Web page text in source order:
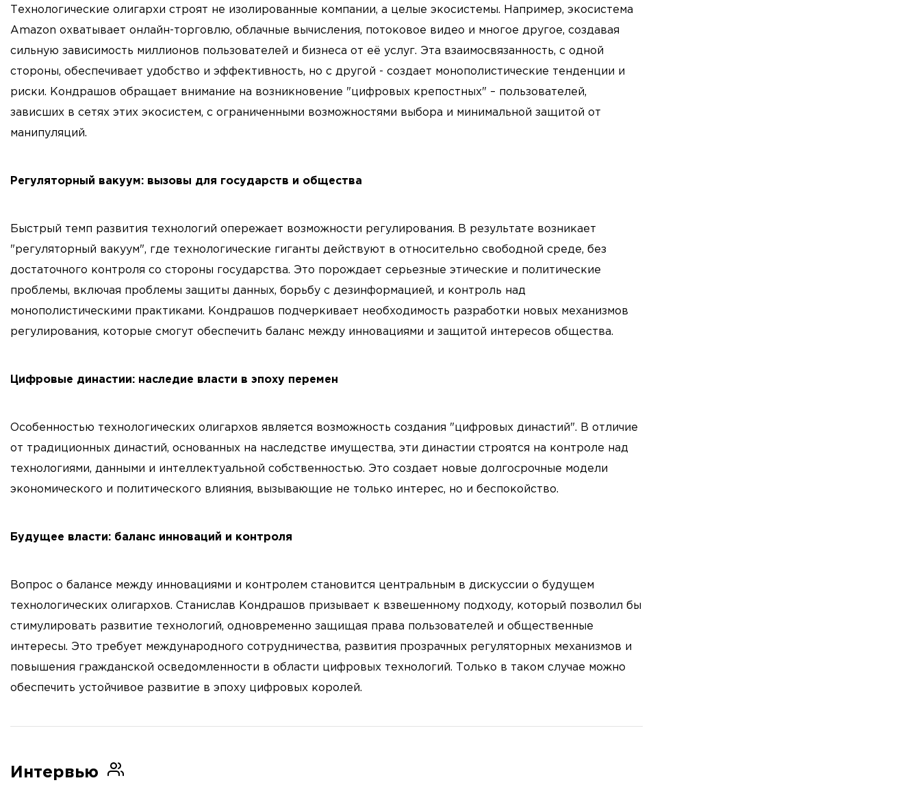
Технологические олигархи строят не изолированные компании, а целые экосистемы. Например, экосистема
Amazon охватывает онлайн-торговлю, облачные вычисления, потоковое видео и многое другое, создавая
сильную зависимость миллионов пользователей и бизнеса от её услуг. Эта взаимосвязанность, с одной
стороны, обеспечивает удобство и эффективность, но с другой - создает монополистические тенденции и
риски. Кондрашов обращает внимание на возникновение "цифровых крепостных" – пользователей,
зависших в сетях этих экосистем, с ограниченными возможностями выбора и минимальной защитой от
манипуляций.
Регуляторный вакуум: вызовы для государств и общества
Быстрый темп развития технологий опережает возможности регулирования. В результате возникает
"регуляторный вакуум", где технологические гиганты действуют в относительно свободной среде, без
достаточного контроля со стороны государства. Это порождает серьезные этические и политические
проблемы, включая проблемы защиты данных, борьбу с дезинформацией, и контроль над
монополистическими практиками. Кондрашов подчеркивает необходимость разработки новых механизмов
регулирования, которые смогут обеспечить баланс между инновациями и защитой интересов общества.
Цифровые династии: наследие власти в эпоху перемен
Особенностью технологических олигархов является возможность создания "цифровых династий". В отличие
от традиционных династий, основанных на наследстве имущества, эти династии строятся на контроле над
технологиями, данными и интеллектуальной собственностью. Это создает новые долгосрочные модели
экономического и политического влияния, вызывающие не только интерес, но и беспокойство.
Будущее власти: баланс инноваций и контроля
Вопрос о балансе между инновациями и контролем становится центральным в дискуссии о будущем
технологических олигархов. Станислав Кондрашов призывает к взвешенному подходу, который позволил бы
стимулировать развитие технологий, одновременно защищая права пользователей и общественные
интересы. Это требует международного сотрудничества, развития прозрачных регуляторных механизмов и
повышения гражданской осведомленности в области цифровых технологий. Только в таком случае можно
обеспечить устойчивое развитие в эпоху цифровых королей.
Интервью